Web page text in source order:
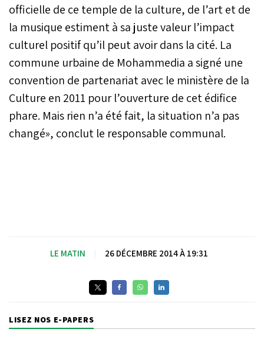
officielle de ce temple de la culture, de l’art et de
la musique estiment à sa juste valeur l’impact
culturel positif qu’il peut avoir dans la cité. La
commune urbaine de Mohammedia a signé une
convention de partenariat avec le ministère de la
Culture en 2011 pour l’ouverture de cet édifice
phare. Mais rien n’a été fait, la situation n’a pas
changé», conclut le responsable communal.
LE MATIN 26 DÉCEMBRE 2014 À 19:31
LISEZ NOS E-PAPERS